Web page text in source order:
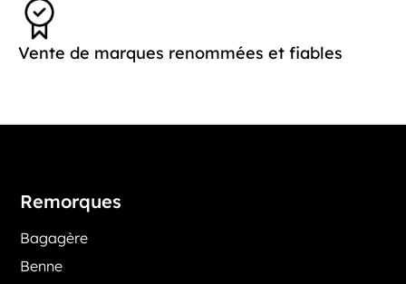
Vente de marques renommées et fiables
Remorques
Bagagère
Benne